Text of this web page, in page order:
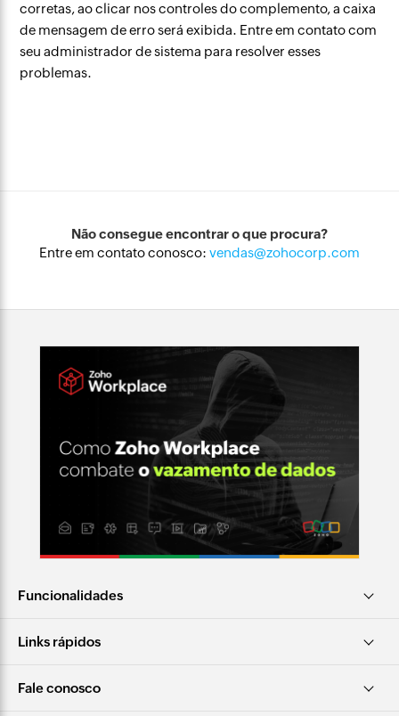
corretas, ao clicar nos controles do complemento, a caixa
de mensagem de erro será exibida. Entre em contato com
seu administrador de sistema para resolver esses
problemas.
Não consegue encontrar o que procura?
Entre em contato conosco: vendas@zohocorp.com
Funcionalidades
Links rápidos
Fale conosco